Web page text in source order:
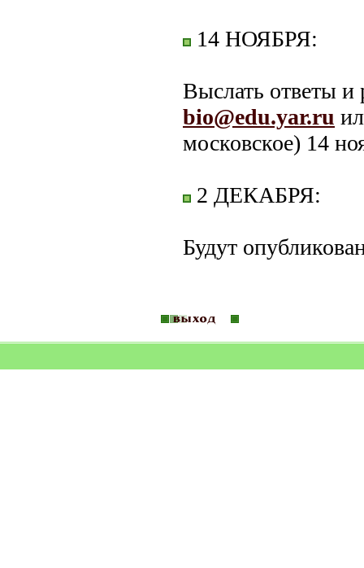
14 НОЯБРЯ:
Выслать ответы и
bio@edu.yar.ru
московское) 14
2 ДЕКАБРЯ:
Будут